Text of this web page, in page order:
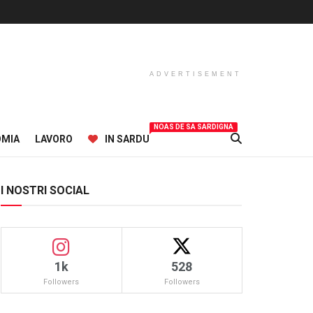
ADVERTISEMENT
LAVORO IN SARDU
NOAS DE SA SARDIGNA
I NOSTRI SOCIAL
1k
Followers
528
Followers